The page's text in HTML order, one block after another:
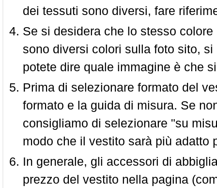
dei tessuti sono diversi, fare
Se si desidera che lo stesso
sono diversi colori sulla foto sito,
potete dire quale immagine è che
Prima di selezionare formato del
formato e la guida di misura. Se
consigliamo di selezionare "su
modo che il vestito sarà più adatto
In generale, gli accessori di
prezzo del vestito nella pagina